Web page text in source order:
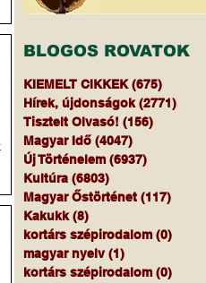
BLOGOS ROVATOK
KIEMELT CIKKEK (675)
Hírek, újdonságok (2771)
Tisztelt Olvasó! (156)
Magyar Idő (4047)
Új Történelem (6937)
Kultúra (6803)
Magyar Őstörténet (117)
Kakukk (8)
kortárs szépirodalom (0)
magyar nyelv (1)
kortárs szépirodalom (0)